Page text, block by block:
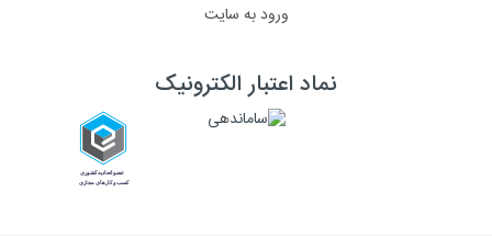
ورود به سایت
نماد اعتبار الکترونیک